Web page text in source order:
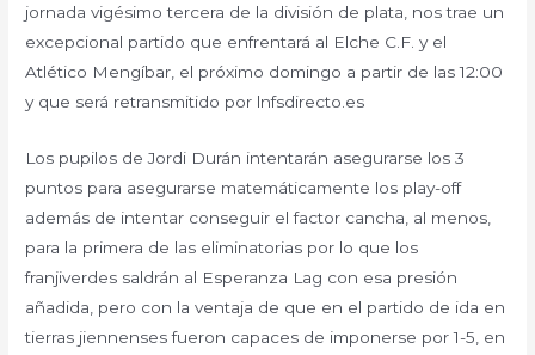
jornada vigésimo tercera de la división de plata, nos trae un
excepcional partido que enfrentará al Elche C.F. y el
Atlético Mengíbar, el próximo domingo a partir de las 12:00
y que será retransmitido por lnfsdirecto.es
Los pupilos de Jordi Durán intentarán asegurarse los 3
puntos para asegurarse matemáticamente los play-off
además de intentar conseguir el factor cancha, al menos,
para la primera de las eliminatorias por lo que los
franjiverdes saldrán al Esperanza Lag con esa presión
añadida, pero con la ventaja de que en el partido de ida en
tierras jiennenses fueron capaces de imponerse por 1-5, en